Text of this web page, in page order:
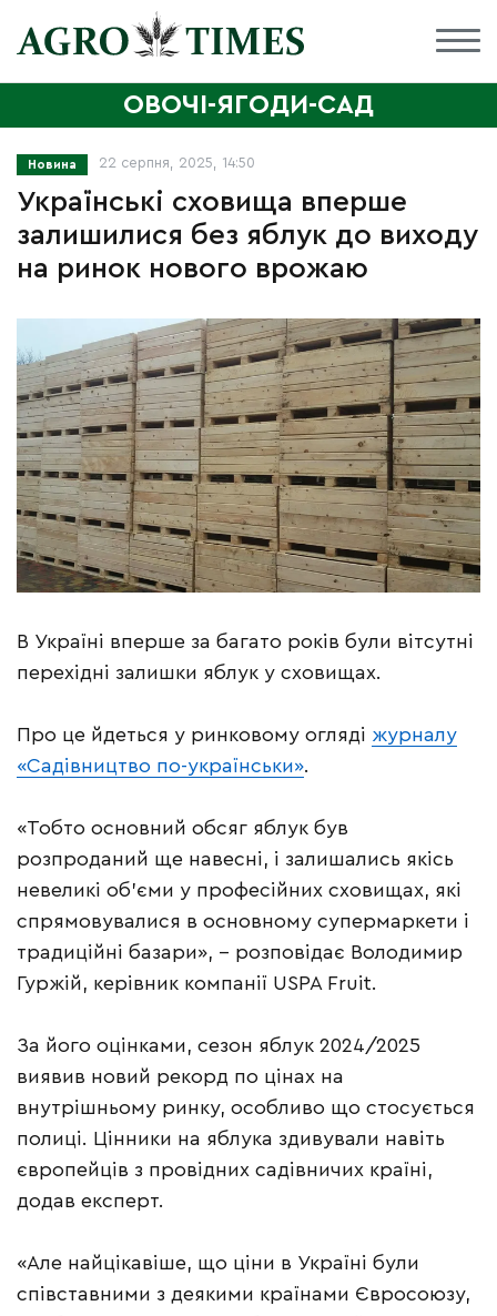
ОВОЧІ-ЯГОДИ-САД
Новина 22 серпня, 2025, 14:50
Українські сховища вперше
залишилися без яблук до виходу
на ринок нового врожаю
В Україні вперше за багато років були вітсутні
перехідні залишки яблук у сховищах.
Про це йдеться у ринковому огляді журналу
«Садівництво по-українськи».
«Тобто основний обсяг яблук був
розпроданий ще навесні, і залишались якісь
невеликі об’єми у професійних сховищах, які
спрямовувалися в основному супермаркети і
традиційні базари», – розповідає Володимир
Гуржій, керівник компанії USPA Fruit.
За його оцінками, сезон яблук 2024/2025
виявив новий рекорд по цінах на
внутрішньому ринку, особливо що стосується
полиці. Цінники на яблука здивували навіть
європейців з провідних садівничих країні,
додав експерт.
«Але найцікавіше, що ціни в Україні були
співставними з деякими країнами Євросоюзу,